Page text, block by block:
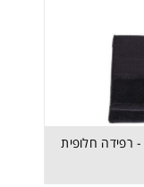
Headband cover – Textile black - רפידה חלופית